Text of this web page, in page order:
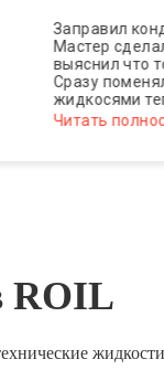
Заправил
Мастер
выяснил что
Сразу
жидкосями
Читать
ROIL